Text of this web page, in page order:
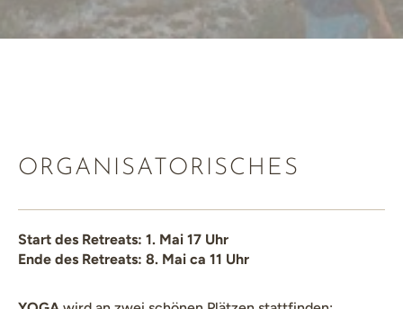
ORGANISATORISCHES
Start des Retreats: 1. Mai 17 Uhr
Ende des Retreats: 8. Mai ca 11 Uhr